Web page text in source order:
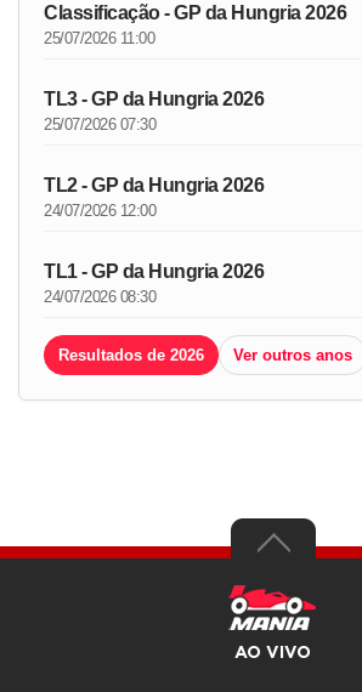
Classificação - GP da Hungria 2026
25/07/2026 11:00
TL3 - GP da Hungria 2026
25/07/2026 07:30
TL2 - GP da Hungria 2026
24/07/2026 12:00
TL1 - GP da Hungria 2026
24/07/2026 08:30
Resultados de 2026 Ver outros anos
AO VIVO